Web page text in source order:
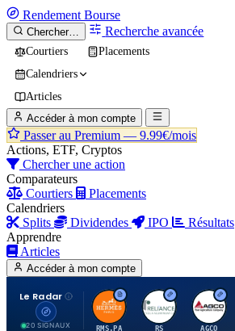
Rendement Bourse
Chercher… Recherche avancée
Courtiers
Placements
Calendriers
Articles
Accéder à mon compte
Passer au Premium — 9.99€/mois
Actions, ETF, Cryptos
Chercher une action
Comparateurs
Courtiers
Placements
Calendriers
Splits
Dividendes IPO
Résultats
Apprendre
Articles
Accéder à mon compte
Le Radar
20 SIGNAUX
H
RMS.PA
R
RS
A
AGCO